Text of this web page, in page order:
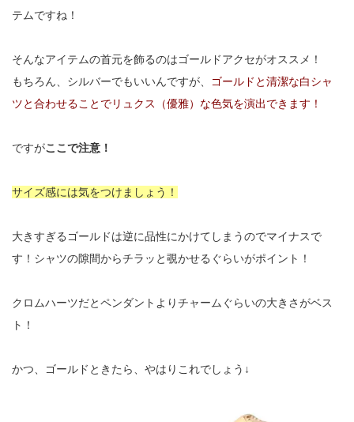
テムですね！
そんなアイテムの首元を飾るのはゴールドアクセがオススメ！
もちろん、シルバーでもいいんですが、
ゴールドと清潔な白シャ
ツと合わせることでリュクス（優雅）な色気を演出できます！
ですがここで注意！
サイズ感には気をつけましょう！
大きすぎるゴールドは逆に品性にかけてしまうのでマイナスで
す！シャツの隙間からチラッと覗かせるぐらいがポイント！
クロムハーツだとペンダントよりチャームぐらいの大きさがベス
ト！
かつ、ゴールドときたら、やはりこれでしょう↓